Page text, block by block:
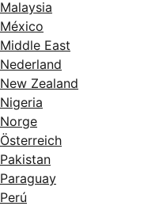
Malaysia
México
Middle East
Nederland
New Zealand
Nigeria
Norge
Österreich
Pakistan
Paraguay
Perú